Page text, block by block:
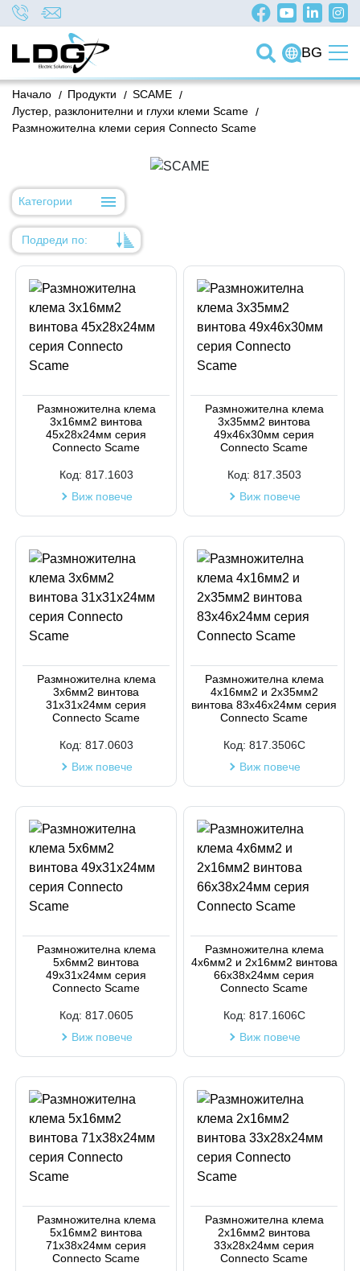
BG
/
Начало /
Продукти /
SCAME
/
Лустер, разклонителни и глухи клеми Scame
Размножителна клеми серия Connecto Scame
Категории
Подреди по:
Име
Код на артикул
Размножителна клема
3х16мм2 винтова
45х28х24мм серия
Connecto Scame
Код: 817.1603
Виж повече
Размножителна клема
3х35мм2 винтова
49х46х30мм серия
Connecto Scame
Код: 817.3503
Виж повече
Размножителна клема
3х6мм2 винтова
31х31х24мм серия
Connecto Scame
Код: 817.0603
Виж повече
Размножителна клема
4х16мм2 и 2х35мм2
винтова 83х46х24мм серия
Connecto Scame
Код: 817.3506C
Виж повече
Размножителна клема
5х6мм2 винтова
49х31х24мм серия
Connecto Scame
Код: 817.0605
Виж повече
Размножителна клема
4х6мм2 и 2х16мм2 винтова
66х38х24мм серия
Connecto Scame
Код: 817.1606C
Виж повече
Размножителна клема
5х16мм2 винтова
71х38х24мм серия
Connecto Scame
Размножителна клема
2х16мм2 винтова
33х28х24мм серия
Connecto Scame